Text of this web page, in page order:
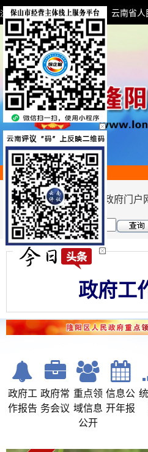
注册 | 登录 中央人民政府 云南省
欢迎您访问隆阳区人民政府门户
隆阳常住
政府工
隆阳常住
政府工
政府工
作报告
政府常
务会议
重点领
域信息
公开
信息公
开年报